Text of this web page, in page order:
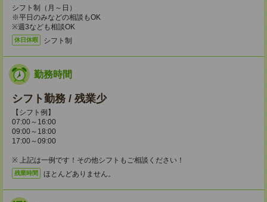
シフト制（月～日）
※平日のみなどの相談もOK
※週3なども相談OK
休日休暇 シフト制
勤務時間
シフト勤務 / 残業少
【シフト例】
07:00～16:00
09:00～18:00
17:00～09:00
※ 上記は一例です！その他シフトもご相談ください！
残業時間 ほとんどありません。